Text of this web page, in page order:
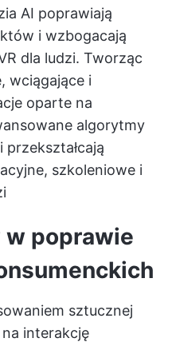
AI poprawiają
i wzbogacają
dla ludzi. Tworząc
wciągające i
oparte na
algorytmy
szkoleniowe i
w poprawie
sztucznej
interakcję